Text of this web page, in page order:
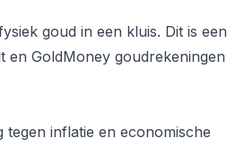
goud in een kluis. Dit is een
en GoldMoney goudrekeningen
inflatie en economische